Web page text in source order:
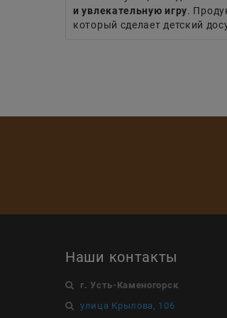
и увлекательную игру.
который сделает детский
Наши контакты
г. Усть-Каменогорск
улица Крылова, 106